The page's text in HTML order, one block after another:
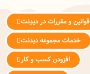
قوانین و مقررات در دیدِنت
خدمات مجموعه دیدنت
افزودن کسب و کار